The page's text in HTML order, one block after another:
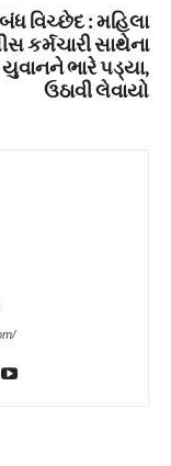
વિચ્છેદ : મહિલા
કર્મચારી સાથેના
ભારે પડ્યા,
ઉઠાવી લેવાયો